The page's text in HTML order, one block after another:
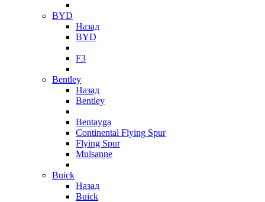
BYD
Назад
BYD
F3
Bentley
Назад
Bentley
Bentayga
Continental Flying Spur
Flying Spur
Mulsanne
Buick
Назад
Buick